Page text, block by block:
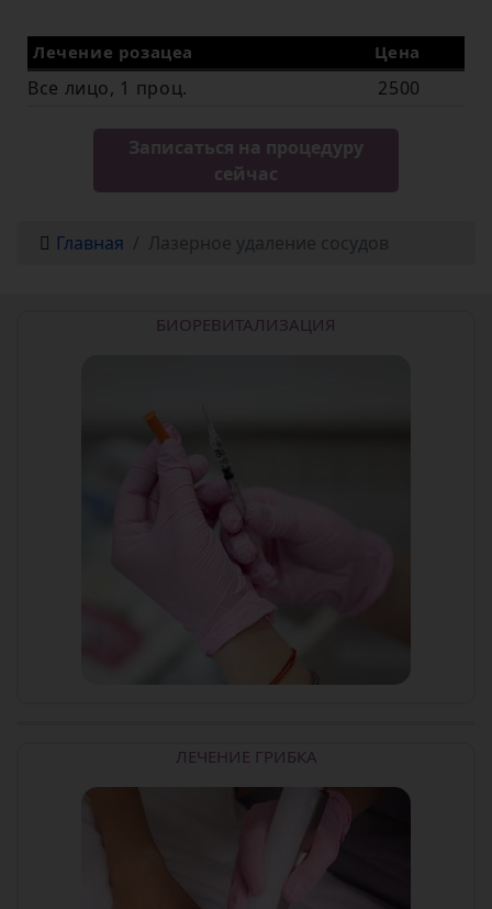
Лечение розацеа Цена
Все лицо, 1 проц. 2500
Записаться на процедуру
сейчас
Главная Лазерное удаление сосудов
БИОРЕВИТАЛИЗАЦИЯ
ЛЕЧЕНИЕ ГРИБКА